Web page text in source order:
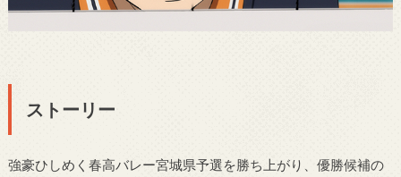
ストーリー
強豪ひしめく春高バレー宮城県予選を勝ち上がり、優勝候補の